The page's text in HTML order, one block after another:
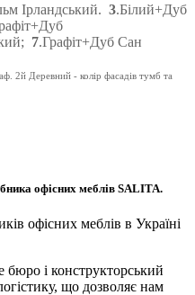
Ірландський. 3.Білий+Дуб
7.Графіт+Дуб Сан
2й Деревний - колір фасадів тумб та
офісних меблів SALITA.
офісних меблів в Україні
бюро і конструкторський
що дозволяє нам